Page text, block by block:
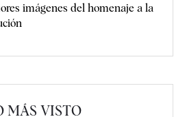
imágenes del homenaje a la
MÁS VISTO